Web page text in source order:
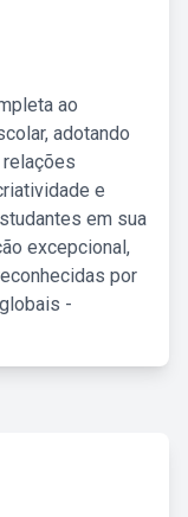
ao
adotando
e
em sua
excepcional,
por
-